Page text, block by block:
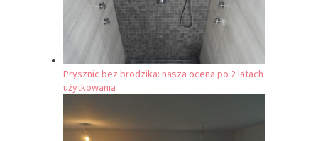
Prysznic bez brodzika: nasza ocena po 2 latach
użytkowania